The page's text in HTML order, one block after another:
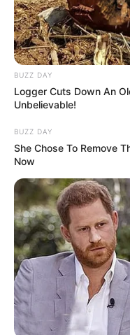
BUZZ DAY
Logger Cuts Down An
Unbelievable!
BUZZ DAY
She Chose To Remove
Now